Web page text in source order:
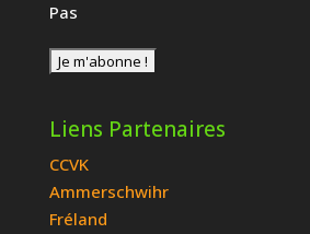
Pas
Liens Partenaires
CCVK
Ammerschwihr
Fréland